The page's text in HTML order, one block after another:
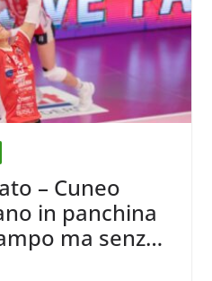
– Cuneo
in panchina
ma senza